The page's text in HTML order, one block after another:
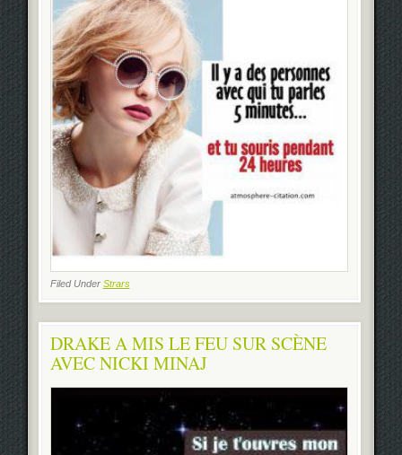
Filed Under Strars
DRAKE A MIS LE FEU SUR SCÈNE
AVEC NICKI MINAJ